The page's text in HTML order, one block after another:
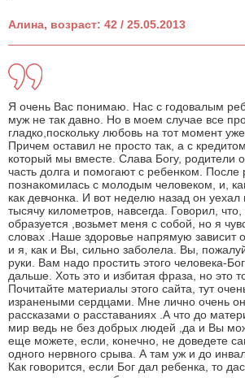
Алина, возраст: 42 / 25.05.2013
Я очень Вас понимаю. Нас с годовалым
муж не так давно. Но в моем случае все
гладко,поскольку любовь на тот момент
Причем оставил не просто так, а с
который мы вместе. Слава Богу, родители
часть долга и помогают с ребенком. После
познакомилась с молодым человеком, и,
как девчонка. И вот неделю назад он уехал
тысячу километров, навсегда. Говорил, что,
образуется ,возьмет меня с собой, но я
словах .Наше здоровье напрямую зависит
и я, как и Вы, сильно заболела. Вы,
руки. Вам надо простить этого человека-
дальше. Хоть это и избитая фраза, но это
Почитайте материалы этого сайта, тут
изранеными сердцами. Мне лично очень
рассказами о расставаниях .А что до
мир ведь не без добрых людей ,да и Вы
еще можете, если, конечно, не доведете
одного нервного срыва. А там уж и до
Как говорится, если Бог дал ребенка, то